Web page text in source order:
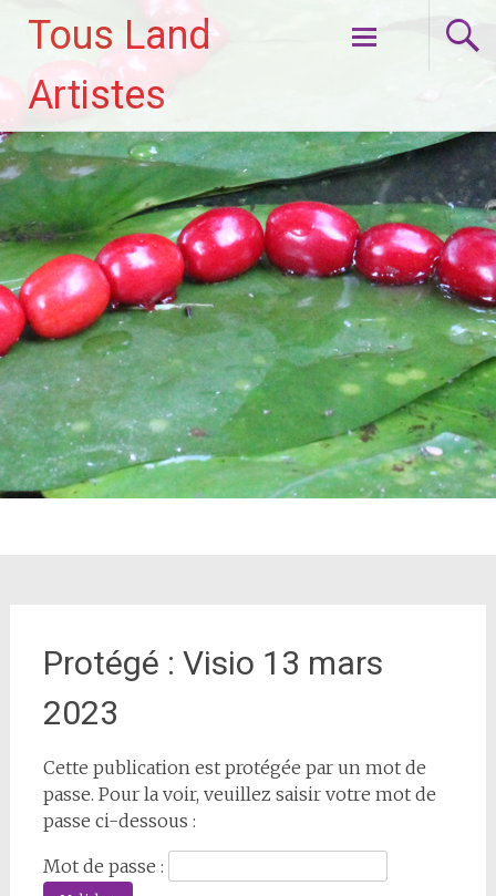
Tous Land
Artistes
contenu
Protégé : Visio 13 mars
2023
Cette publication est protégée par un mot de
passe. Pour la voir, veuillez saisir votre mot de
passe ci-dessous :
Mot de passe :